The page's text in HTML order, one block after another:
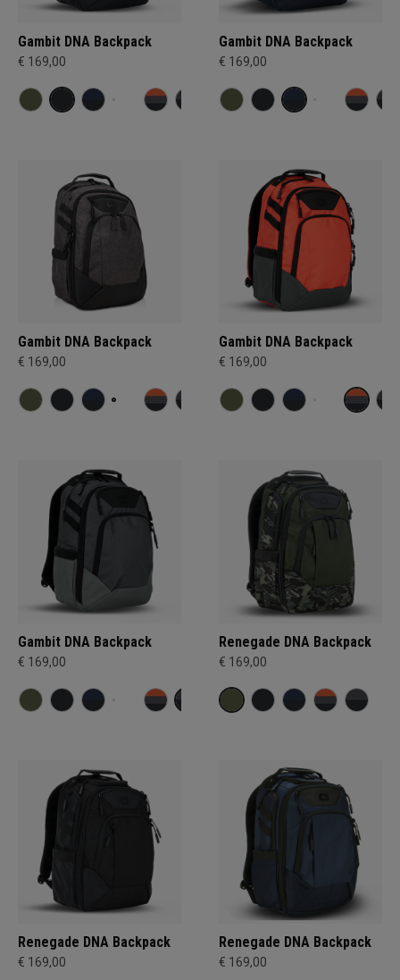
Gambit DNA Backpack
€ 169,00
Gambit DNA Backpack
€ 169,00
Gambit DNA Backpack
€ 169,00
Gambit DNA Backpack
€ 169,00
Gambit DNA Backpack
€ 169,00
Renegade DNA Backpack
€ 169,00
Renegade DNA Backpack
€ 169,00
Renegade DNA Backpack
€ 169,00